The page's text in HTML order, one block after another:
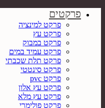
פרקטים
פרקט למינציה
פרקט עץ
פרקט במבוק
פרקט עמיד במים
פרקט תלת שכבתי
פרקט סינטטי
פרקט pvc
פרקט עץ אלון
פרקט עץ מלא
פרקט פולימרי